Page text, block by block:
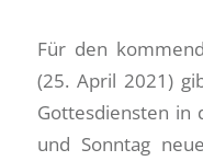
Für den
(25. April 2021)
Gottesdiensten in
und Sonntag